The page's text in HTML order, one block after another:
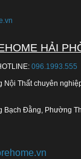
HẢI
096.1993.555
Nội Thất chuyên
Bạch Đằng, Phường